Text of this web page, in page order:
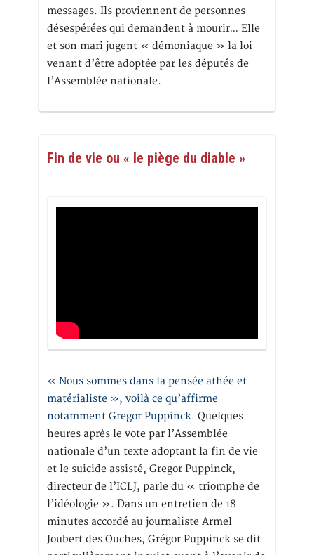
messages. Ils proviennent de personnes
désespérées qui demandent à mourir… Elle
et son mari jugent « démoniaque » la loi
venant d’être adoptée par les députés de
l’Assemblée nationale.
Fin de vie ou « le piège du diable »
« Nous sommes dans la pensée athée et
matérialiste », voilà ce qu’affirme
notamment Gregor Puppinck. Quelques
heures après le vote par l’Assemblée
nationale d’un texte adoptant la fin de vie
et le suicide assisté, Gregor Puppinck,
directeur de l’ICLJ, parle du « triomphe de
l’idéologie ». Dans un entretien de 18
minutes accordé au journaliste Armel
Joubert des Ouches, Grégor Puppinck se dit